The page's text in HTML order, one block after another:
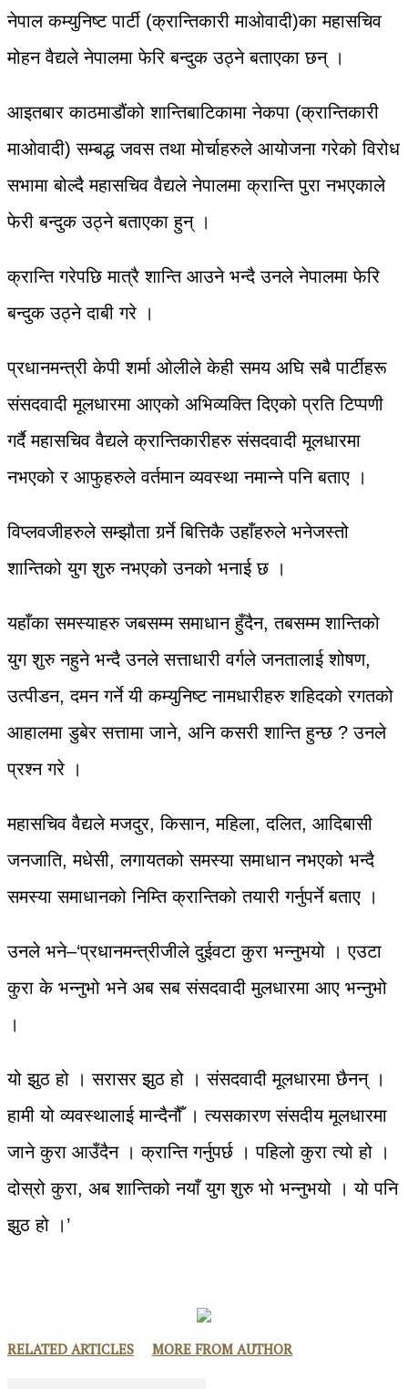
नेपाल कम्युनिष्ट पार्टी (क्रान्तिकारी माओवादी)का महासचिव
मोहन वैद्यले नेपालमा फेरि बन्दुक उठ्ने बताएका छन् ।
आइतबार काठमाडौंको शान्तिबाटिकामा नेकपा (क्रान्तिकारी
माओवादी) सम्बद्ध जवस तथा मोर्चाहरुले आयोजना गरेको विरोध
सभामा बोल्दै महासचिव वैद्यले नेपालमा क्रान्ति पुरा नभएकाले
फेरी बन्दुक उठ्ने बताएका हुन् ।
क्रान्ति गरेपछि मात्रै शान्ति आउने भन्दै उनले नेपालमा फेरि
बन्दुक उठ्ने दाबी गरे ।
प्रधानमन्त्री केपी शर्मा ओलीले केही समय अघि सबै पार्टीहरू
संसदवादी मूलधारमा आएको अभिव्यक्ति दिएको प्रति टिप्पणी
गर्दै महासचिव वैद्यले क्रान्तिकारीहरु संसदवादी मूलधारमा
नभएको र आफुहरुले वर्तमान व्यवस्था नमान्ने पनि बताए ।
विप्लवजीहरुले सम्झौता गर्र्ने बित्तिकै उहाँहरुले भनेजस्तो
शान्तिको युग शुरु नभएको उनको भनाई छ ।
यहाँका समस्याहरु जबसम्म समाधान हुँदैन, तबसम्म शान्तिको
युग शुरु नहुने भन्दै उनले सत्ताधारी वर्गले जनतालाई शोषण,
उत्पीडन, दमन गर्ने यी कम्युनिष्ट नामधारीहरु शहिदको रगतको
आहालमा डुबेर सत्तामा जाने, अनि कसरी शान्ति हुन्छ ? उनले
प्रश्न गरे ।
महासचिव वैद्यले मजदुर, किसान, महिला, दलित, आदिबासी
जनजाति, मधेसी, लगायतको समस्या समाधान नभएको भन्दै
समस्या समाधानको निम्ति क्रान्तिको तयारी गर्नुपर्ने बताए ।
उनले भने–‘प्रधानमन्त्रीजीले दुईवटा कुरा भन्नुभयो । एउटा
कुरा के भन्नुभो भने अब सब संसदवादी मुलधारमा आए भन्नुभो
।
यो झुठ हो । सरासर झुठ हो । संसदवादी मूलधारमा छैनन् ।
हामी यो व्यवस्थालाई मान्दैनौँ । त्यसकारण संसदीय मूलधारमा
जाने कुरा आउँदैन । क्रान्ति गर्नुपर्छ । पहिलो कुरा त्यो हो ।
दोस्रो कुरा, अब शान्तिको नयाँ युग शुरु भो भन्नुभयो । यो पनि
झुठ हो ।’
RELATED ARTICLES MORE FROM AUTHOR